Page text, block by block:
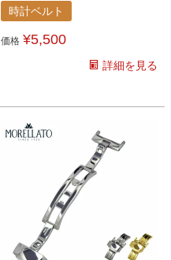
時計ベルト
価格 ¥5,500
詳細を見る